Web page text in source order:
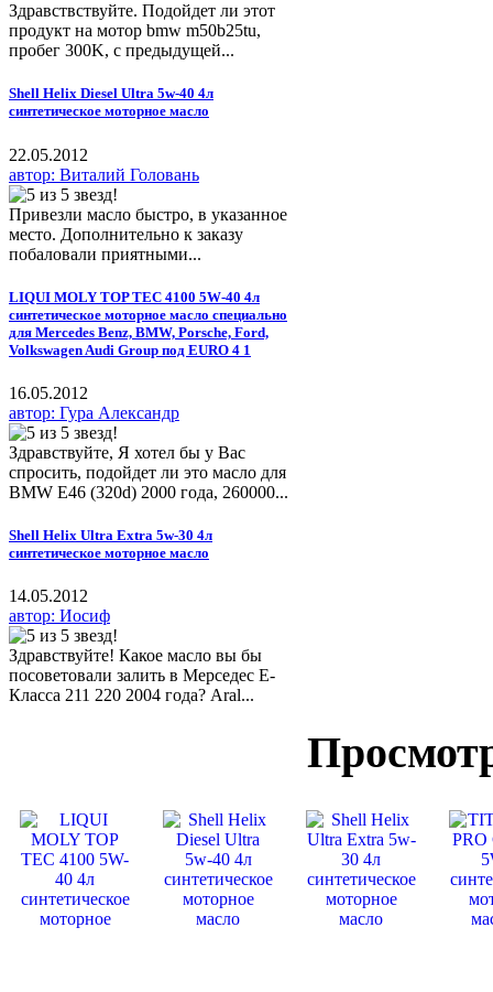
Здравствствуйте. Подойдет ли этот
продукт на мотор bmw m50b25tu,
пробег 300K, с предыдущей...
Shell Helix Diesel Ultra 5w-40 4л
синтетическое моторное масло
22.05.2012
автор: Виталий Головань
Привезли масло быстро, в указанное
место. Дополнительно к заказу
побаловали приятными...
LIQUI MOLY TOP TEC 4100 5W-40 4л
синтетическое моторное масло специально
для Mercedes Benz, BMW, Porsche, Ford,
Volkswagen Audi Group под EURO 4 1
16.05.2012
автор: Гура Александр
Здравствуйте, Я хотел бы у Вас
спросить, подойдет ли это масло для
BMW E46 (320d) 2000 года, 260000...
Shell Helix Ultra Extra 5w-30 4л
синтетическое моторное масло
14.05.2012
автор: Иосиф
Здравствуйте! Какое масло вы бы
посоветовали залить в Мерседес Е-
Класса 211 220 2004 года? Aral...